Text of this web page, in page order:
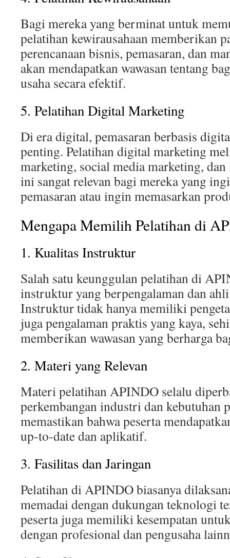
Bagi mereka yang berminat untuk
pelatihan kewirausahaan memberikan
perencanaan bisnis, pemasaran, dan
akan mendapatkan wawasan tentang
usaha secara efektif.
5. Pelatihan Digital Marketing
Di era digital, pemasaran berbasis
penting. Pelatihan digital marketing
marketing, social media marketing,
ini sangat relevan bagi mereka yang
pemasaran atau ingin memasarkan
Mengapa Memilih Pelatihan di
1. Kualitas Instruktur
Salah satu keunggulan pelatihan di
instruktur yang berpengalaman dan
Instruktur tidak hanya memiliki
juga pengalaman praktis yang kaya,
memberikan wawasan yang berharga
2. Materi yang Relevan
Materi pelatihan APINDO selalu
perkembangan industri dan kebutuhan
memastikan bahwa peserta
up-to-date dan aplikatif.
3. Fasilitas dan Jaringan
Pelatihan di APINDO biasanya
memadai dengan dukungan teknologi
peserta juga memiliki kesempatan
dengan profesional dan pengusaha